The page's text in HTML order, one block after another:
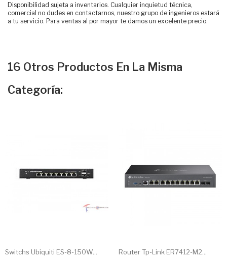
Disponibilidad sujeta a inventarios. Cualquier inquietud técnica,
comercial no dudes en contactarnos, nuestro grupo de ingenieros estará
a tu servicio. Para ventas al por mayor te damos un excelente precio.
16 Otros Productos En La Misma
Categoría:
Switchs Ubiquiti ES-8-150W...
Router Tp-Link ER7412-M2...